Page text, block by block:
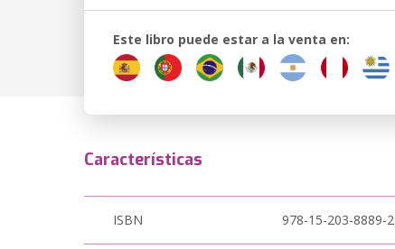
Este libro puede estar a la venta en:
Características
ISBN 978-15-203-8889-2